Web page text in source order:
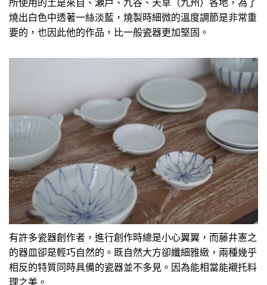
所使用的土是來自、瀬戸、九谷、天草（九州）各地，為了
燒出白色中透著一絲淡藍，燒製時細微的溫度調節是非常重
要的，也因此他的作品，比一般瓷器更加堅固。
有許多瓷器創作者，進行創作時總是小心翼翼，而藤井憲之
的器皿卻是輕巧自然的。既自然大方卻纖細雅緻，兩種幾乎
相反的特質同時具備的瓷器並不多見。因為能相當能襯托料
理之美。